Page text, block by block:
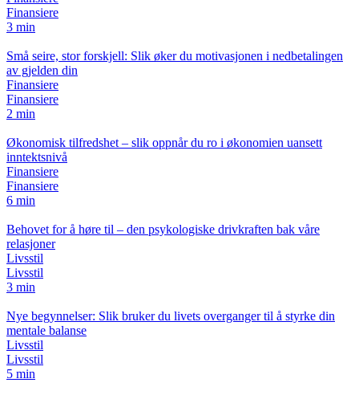
Finansiere
3 min
Små seire, stor forskjell: Slik øker du motivasjonen i nedbetalingen
av gjelden din
Finansiere
Finansiere
2 min
Økonomisk tilfredshet – slik oppnår du ro i økonomien uansett
inntektsnivå
Finansiere
Finansiere
6 min
Behovet for å høre til – den psykologiske drivkraften bak våre
relasjoner
Livsstil
Livsstil
3 min
Nye begynnelser: Slik bruker du livets overganger til å styrke din
mentale balanse
Livsstil
Livsstil
5 min